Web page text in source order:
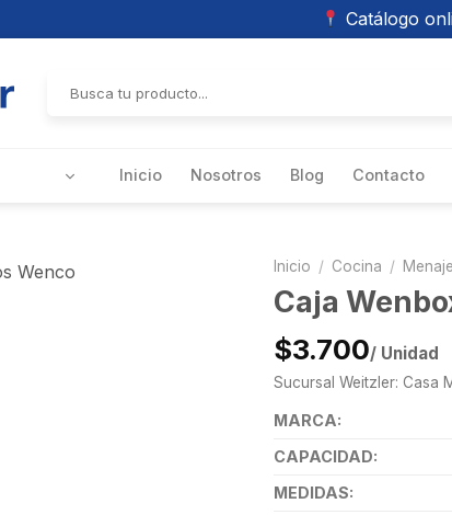
Catálogo
por:
Inicio Nosotros Blog Contacto
Inicio / Cocina / Menaje
Caja
$3.700/ Unidad
Sucursal Weitzler: Casa
MARCA:
CAPACIDAD:
MEDIDAS: